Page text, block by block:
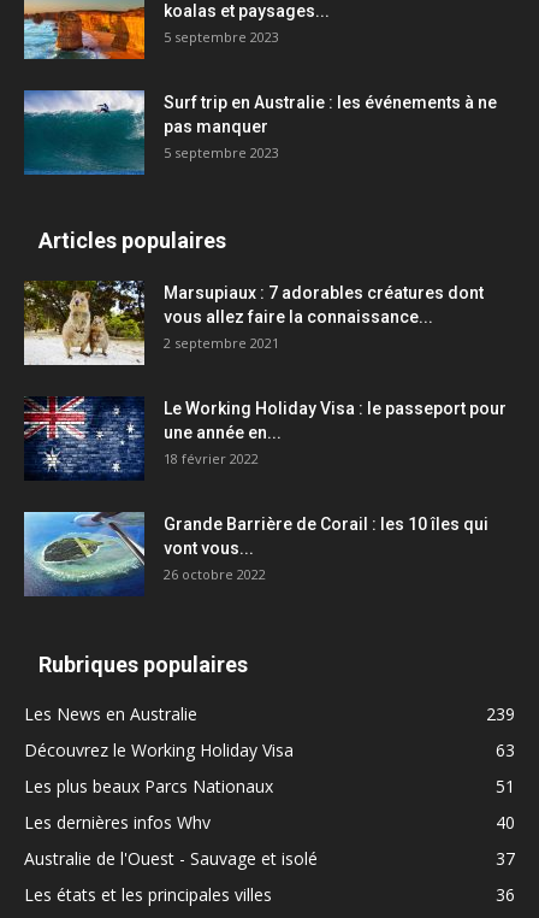
koalas et paysages...
5 septembre 2023
Surf trip en Australie : les événements à ne
pas manquer
5 septembre 2023
Articles populaires
Marsupiaux : 7 adorables créatures dont
vous allez faire la connaissance...
2 septembre 2021
Le Working Holiday Visa : le passeport pour
une année en...
18 février 2022
Grande Barrière de Corail : les 10 îles qui
vont vous...
26 octobre 2022
Rubriques populaires
Les News en Australie
239
Découvrez le Working Holiday Visa
63
Les plus beaux Parcs Nationaux
51
Les dernières infos Whv
40
Australie de l'Ouest - Sauvage et isolé
37
Les états et les principales villes
36